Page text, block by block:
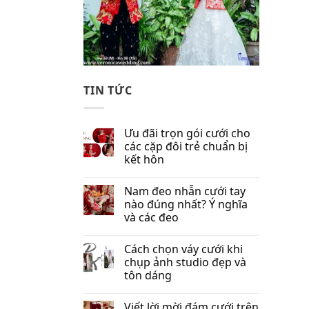
TIN TỨC
Ưu đãi trọn gói cưới cho
các cặp đôi trẻ chuẩn bị
kết hôn
Nam đeo nhẫn cưới tay
nào đúng nhất​? Ý nghĩa
và các đeo
Cách chọn váy cưới khi
chụp ảnh studio đẹp và
tôn dáng